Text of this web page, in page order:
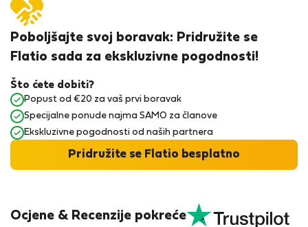
Ocjene & Recenzije pokreće
Poboljšajte svoj boravak: Pridružite se
Flatio sada za ekskluzivne pogodnosti!
Što ćete dobiti?
Popust od €20 za vaš prvi boravak
Specijalne ponude najma SAMO za članove
Ekskluzivne pogodnosti od naših partnera
Pridružite se Flatio besplatno